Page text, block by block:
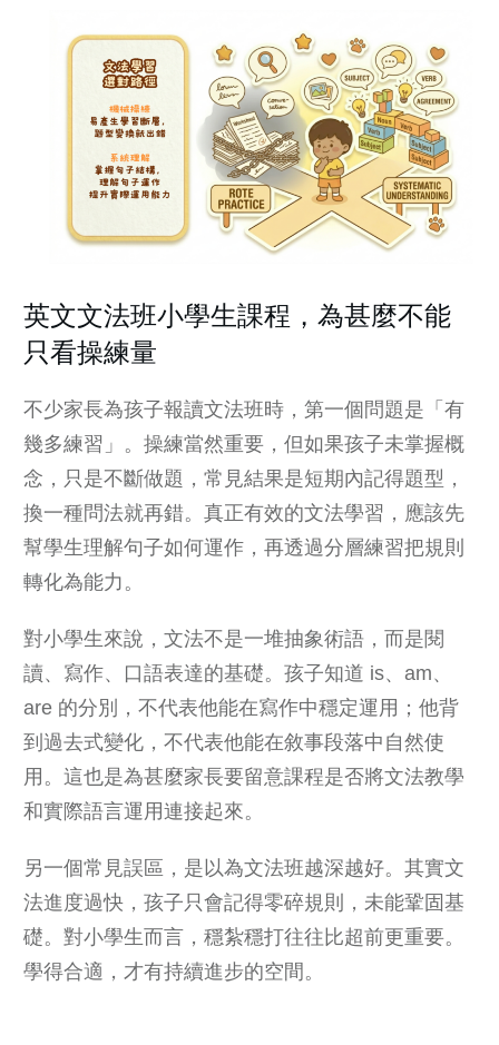
英文文法班小學生課程，為甚麼不能
只看操練量
不少家長為孩子報讀文法班時，第一個問題是「有
幾多練習」。操練當然重要，但如果孩子未掌握概
念，只是不斷做題，常見結果是短期內記得題型，
換一種問法就再錯。真正有效的文法學習，應該先
幫學生理解句子如何運作，再透過分層練習把規則
轉化為能力。
對小學生來說，文法不是一堆抽象術語，而是閱
讀、寫作、口語表達的基礎。孩子知道 is、am、
are 的分別，不代表他能在寫作中穩定運用；他背
到過去式變化，不代表他能在敘事段落中自然使
用。這也是為甚麼家長要留意課程是否將文法教學
和實際語言運用連接起來。
另一個常見誤區，是以為文法班越深越好。其實文
法進度過快，孩子只會記得零碎規則，未能鞏固基
礎。對小學生而言，穩紮穩打往往比超前更重要。
學得合適，才有持續進步的空間。